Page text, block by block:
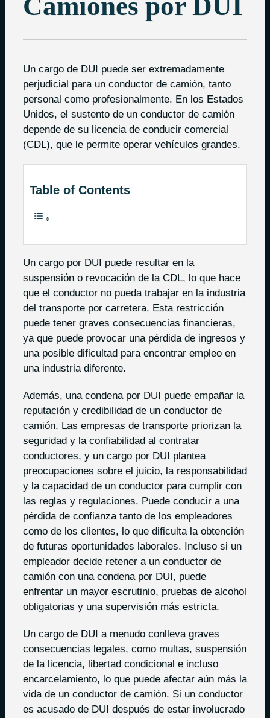
Un cargo de DUI puede ser extremadamente
perjudicial para un conductor de camión, tanto
personal como profesionalmente. En los Estados
Unidos, el sustento de un conductor de camión
depende de su licencia de conducir comercial
(CDL), que le permite operar vehículos grandes.
Table of Contents
Un cargo por DUI puede resultar en la
suspensión o revocación de la CDL, lo que hace
que el conductor no pueda trabajar en la industria
del transporte por carretera. Esta restricción
puede tener graves consecuencias financieras,
ya que puede provocar una pérdida de ingresos y
una posible dificultad para encontrar empleo en
una industria diferente.
Además, una condena por DUI puede empañar la
reputación y credibilidad de un conductor de
camión. Las empresas de transporte priorizan la
seguridad y la confiabilidad al contratar
conductores, y un cargo por DUI plantea
preocupaciones sobre el juicio, la responsabilidad
y la capacidad de un conductor para cumplir con
las reglas y regulaciones. Puede conducir a una
pérdida de confianza tanto de los empleadores
como de los clientes, lo que dificulta la obtención
de futuras oportunidades laborales. Incluso si un
empleador decide retener a un conductor de
camión con una condena por DUI, puede
enfrentar un mayor escrutinio, pruebas de alcohol
obligatorias y una supervisión más estricta.
Un cargo de DUI a menudo conlleva graves
consecuencias legales, como multas, suspensión
de la licencia, libertad condicional e incluso
encarcelamiento, lo que puede afectar aún más la
vida de un conductor de camión. Si un conductor
es acusado de DUI después de estar involucrado